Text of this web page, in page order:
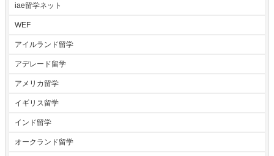
iae留学ネット
WEF
アイルランド留学
アデレード留学
アメリカ留学
イギリス留学
インド留学
オークランド留学